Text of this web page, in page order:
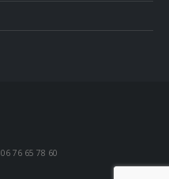
06 76 65 78 60